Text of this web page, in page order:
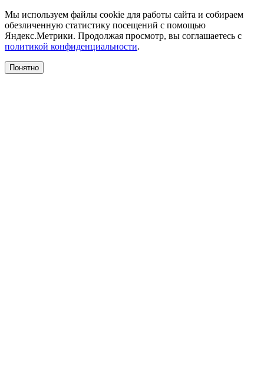
Мы используем файлы cookie для работы сайта и собираем
обезличенную статистику посещений с помощью
Яндекс.Метрики. Продолжая просмотр, вы соглашаетесь с
политикой конфиденциальности.
Понятно